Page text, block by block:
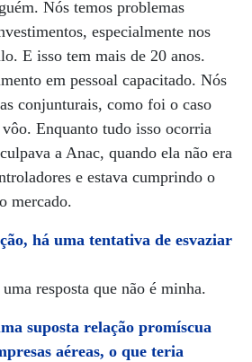
Nós temos problemas
especialmente nos
E isso tem mais de 20 anos.
em pessoal capacitado. Nós
conjunturais, como foi o caso
Enquanto tudo isso ocorria
a Anac, quando ela não era
e estava cumprindo o
mercado.
há uma tentativa de esvaziar
resposta que não é minha.
suposta relação promíscua
aéreas, o que teria